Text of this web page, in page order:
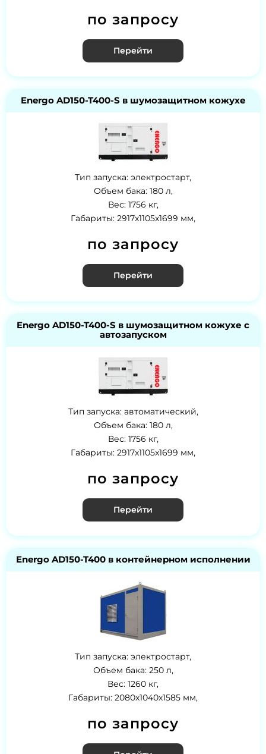
по запросу
Перейти
Energo AD150-T400-S в шумозащитном кожухе
Тип запуска: электростарт,
Объем бака: 180 л,
Вес: 1756 кг,
Габариты: 2917x1105x1699 мм,
по запросу
Перейти
Energo AD150-T400-S в шумозащитном кожухе с
автозапуском
Тип запуска: автоматический,
Объем бака: 180 л,
Вес: 1756 кг,
Габариты: 2917x1105x1699 мм,
по запросу
Перейти
Energo AD150-T400 в контейнерном исполнении
Тип запуска: электростарт,
Объем бака: 250 л,
Вес: 1260 кг,
Габариты: 2080x1040x1585 мм,
по запросу